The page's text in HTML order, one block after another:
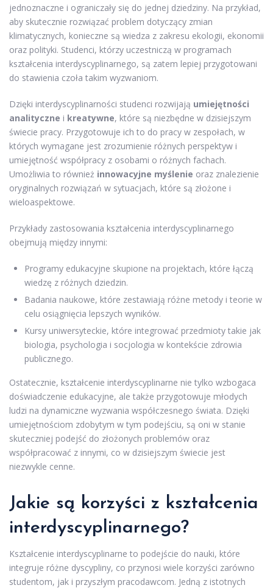
jednoznaczne i ograniczały się do jednej dziedziny. Na przykład,
aby skutecznie rozwiązać problem dotyczący zmian
klimatycznych, konieczne są wiedza z zakresu ekologii, ekonomii
oraz polityki. Studenci, którzy uczestniczą w programach
kształcenia interdyscyplinarnego, są zatem lepiej przygotowani
do stawienia czoła takim wyzwaniom.
Dzięki interdyscyplinarności studenci rozwijają umiejętności
analityczne i kreatywne, które są niezbędne w dzisiejszym
świecie pracy. Przygotowuje ich to do pracy w zespołach, w
których wymagane jest zrozumienie różnych perspektyw i
umiejętność współpracy z osobami o różnych fachach.
Umożliwia to również innowacyjne myślenie oraz znalezienie
oryginalnych rozwiązań w sytuacjach, które są złożone i
wieloaspektowe.
Przykłady zastosowania kształcenia interdyscyplinarnego
obejmują między innymi:
Programy edukacyjne skupione na projektach, które łączą
wiedzę z różnych dziedzin.
Badania naukowe, które zestawiają różne metody i teorie w
celu osiągnięcia lepszych wyników.
Kursy uniwersyteckie, które integrować przedmioty takie jak
biologia, psychologia i socjologia w kontekście zdrowia
publicznego.
Ostatecznie, kształcenie interdyscyplinarne nie tylko wzbogaca
doświadczenie edukacyjne, ale także przygotowuje młodych
ludzi na dynamiczne wyzwania współczesnego świata. Dzięki
umiejętnościom zdobytym w tym podejściu, są oni w stanie
skuteczniej podejść do złożonych problemów oraz
współpracować z innymi, co w dzisiejszym świecie jest
niezwykle cenne.
Jakie są korzyści z kształcenia
interdyscyplinarnego?
Kształcenie interdyscyplinarne to podejście do nauki, które
integruje różne dyscypliny, co przynosi wiele korzyści zarówno
studentom, jak i przyszłym pracodawcom. Jedną z istotnych